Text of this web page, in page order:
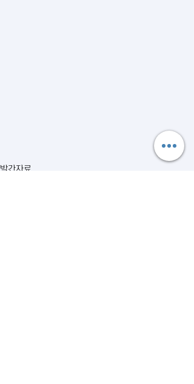
발간자료